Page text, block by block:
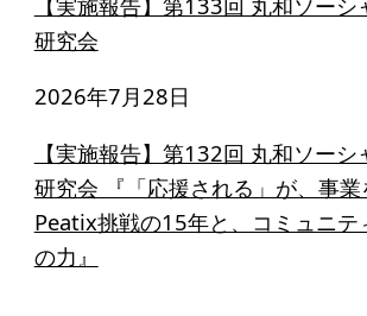
研究会
2026年7月28日
【実施報告】第132回 丸和ソーシ
研究会 『「応援される」が、事業
Peatix挑戦の15年と、コミュニテ
の力』